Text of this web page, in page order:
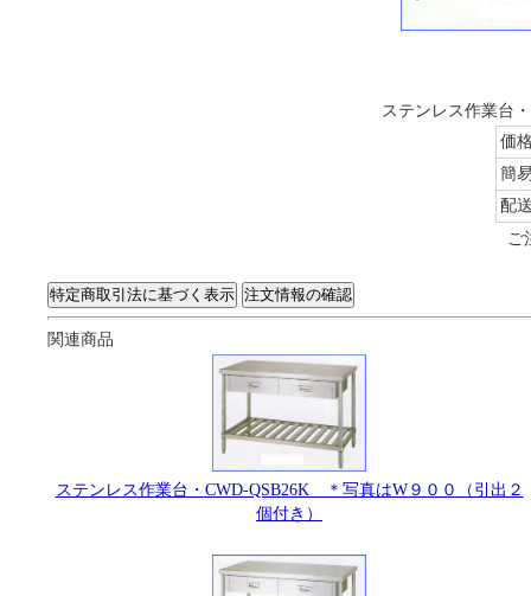
ステンレス作業台
価
簡
配
ご
関連商品
ステンレス作業台・CWD-QSB26K ＊写真はW９００（引出２
個付き）